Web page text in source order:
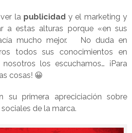
la publicidad y el marketing y
a estas alturas porque «en sus
mucho mejor. No duda en
todos sus conocimientos en
los escuchamos… ¡Para
cosas! 😀
su primera apreciciación sobre
de la marca.